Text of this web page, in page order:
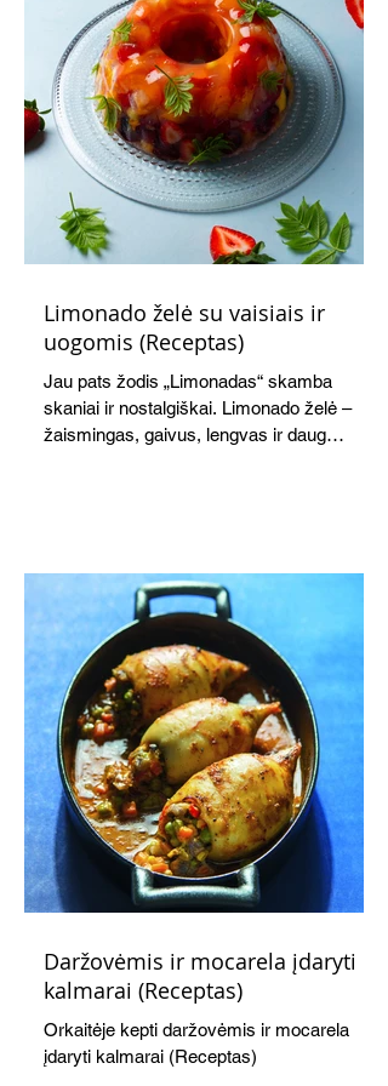
Limonado želė su vaisiais ir
uogomis (Receptas)
Jau pats žodis „Limonadas“ skamba
skaniai ir nostalgiškai. Limonado želė –
žaismingas, gaivus, lengvas ir daug
Daržovėmis ir mocarela įdaryti
kalmarai (Receptas)
Orkaitėje kepti daržovėmis ir mocarela
įdaryti kalmarai (Receptas)